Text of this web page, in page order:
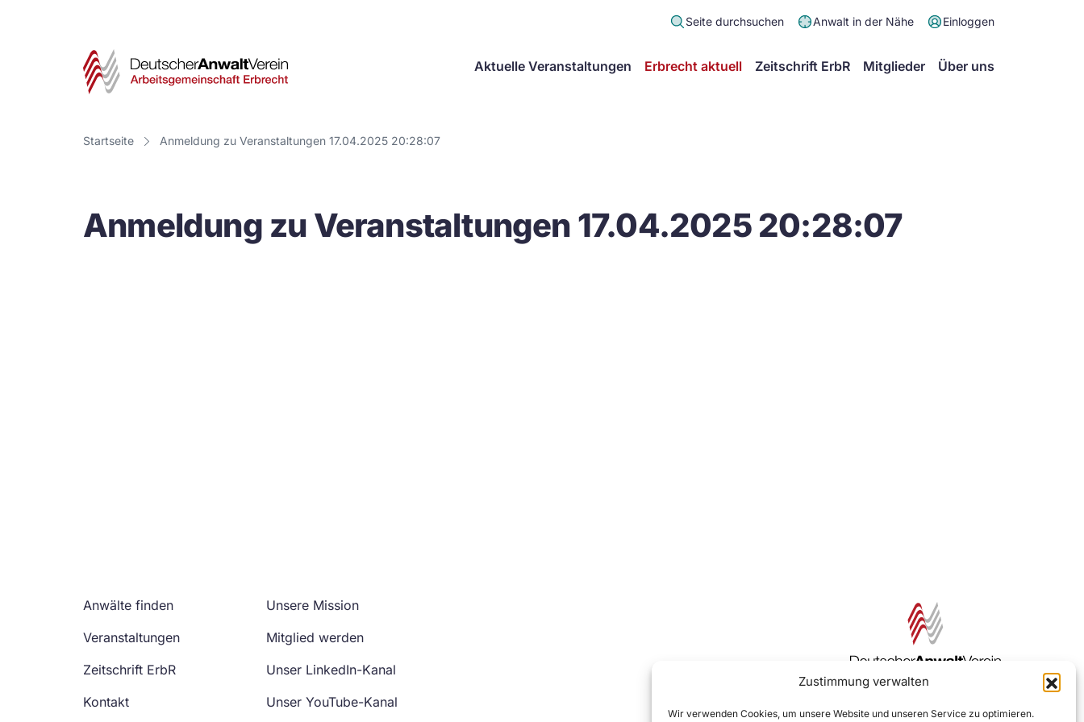
Zustimmung verwalten
Wir verwenden Cookies, um unsere Website und unseren Service zu optimieren.
Seite durchsuchen Anwalt in der Nähe Einloggen
Deutscher
Verein
Arbeitsgemeinschaft
Aktuelle Veranstaltungen Erbrecht aktuell Zeitschrift ErbR Mitglieder Über uns
Startseite Anmeldung zu Veranstaltungen 17.04.2025 20:28:07
Anmeldung zu Veranstaltungen 17.04.2025 20:28:07
Anwälte finden
Veranstaltungen
Zeitschrift ErbR
Kontakt
Unsere Mission
Mitglied werden
Unser LinkedIn-Kanal
Unser YouTube-Kanal
Zur DAV Webseite